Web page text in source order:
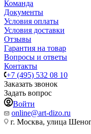
Команда
Документы
Условия оплаты
Условия доставки
Отзывы
Гарантия на товар
Вопросы и ответы
Контакты
+7 (495) 532 08 10
Заказать звонок
Задать вопрос
Войти
online@art-dizo.ru
г. Москва, улица